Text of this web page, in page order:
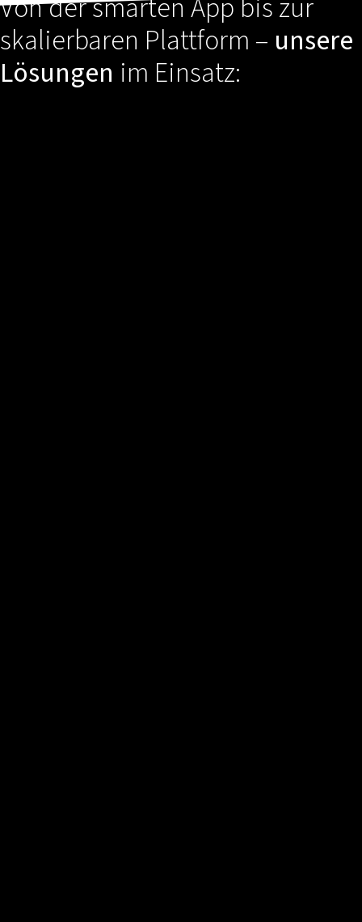
Von der smarten App bis zur
skalierbaren Plattform – unsere
Lösungen im Einsatz: